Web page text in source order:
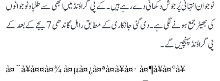
نوجوان انتہائی پُرجوش دکھائی دے رہے ہیں۔ کے پی گراؤنڈ میں ابھی سے طلبا و نوجوانوں
کی بھیڑ جمع ہونے لگی ہے۔ دی گئی جانکاری کے مطابق راہل گاندھی 7 بجے کے بعد کے
پی گراؤنڈ پہنچیں گے۔
à¤¨à¥à¤¤à¤¾ à¤µà¤¿à¤ªà¤à¥à¤· à¤¶à¥à¤°à¥